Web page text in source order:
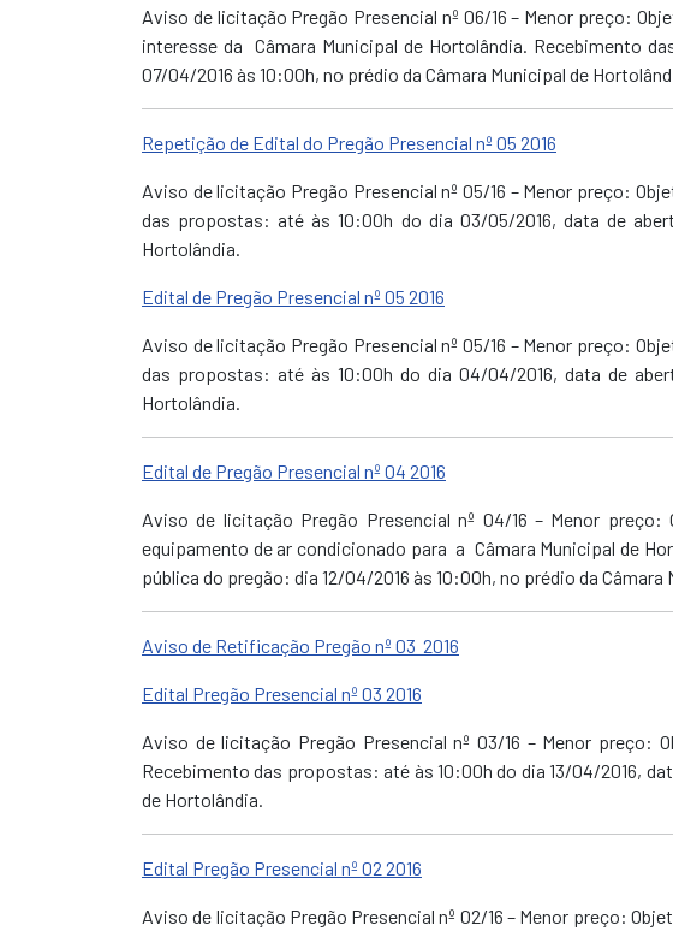
Aviso de licitação Pregão Presencial nº 06/16 – Menor preço:
interesse da Câmara Municipal de Hortolândia. Recebimento
07/04/2016 às 10:00h, no prédio da Câmara Municipal de
Repetição de Edital do Pregão Presencial nº 05 2016
Aviso de licitação Pregão Presencial nº 05/16 – Menor preço:
das propostas: até às 10:00h do dia 03/05/2016, data de
Hortolândia
Edital de Pregão Presencial nº 05 2016
Aviso de licitação Pregão Presencial nº 05/16 – Menor preço:
das propostas: até às 10:00h do dia 04/04/2016, data de
Hortolândia
Edital de Pregão Presencial nº 04 2016
Aviso de licitação Pregão Presencial nº 04/16 – Menor preço:
equipamento de ar condicionado para a Câmara Municipal de
pública do pregão: dia 12/04/2016 às 10:00h, no prédio da Câmara
Aviso de Retificação Pregão nº 03 2016
Edital Pregão Presencial nº 03 2016
Aviso de licitação Pregão Presencial nº 03/16 – Menor preço:
Recebimento das propostas: até às 10:00h do dia 13/04/2016,
de Hortolândia.
Edital Pregão Presencial nº 02 2016
Aviso de licitação Pregão Presencial nº 02/16 – Menor preço: